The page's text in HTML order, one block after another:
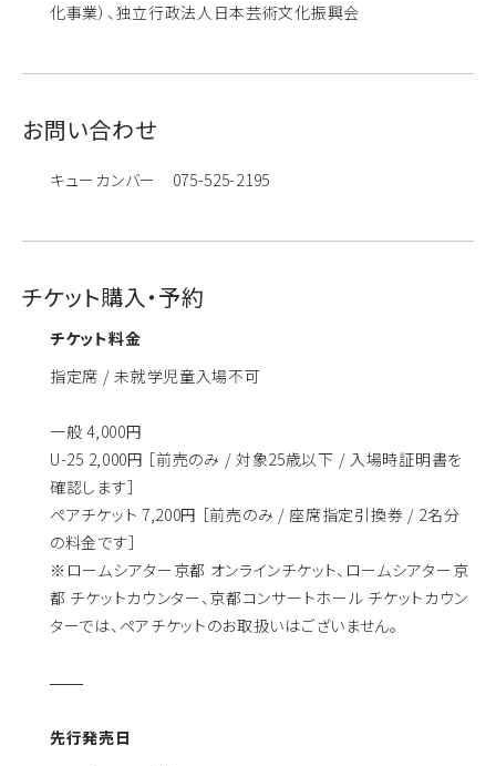
化事業）、独立行政法人日本芸術文化振興会
お問い合わせ
キューカンバー 075-525-2195
チケット購入・予約
チケット料金
指定席 / 未就学児童入場不可
一般 4,000円
U-25 2,000円 ［前売のみ / 対象25歳以下 / 入場時証明書を
確認します］
ペアチケット 7,200円 ［前売のみ / 座席指定引換券 / 2名分
の料金です］
※ロームシアター京都 オンラインチケット、ロームシアター京
都 チケットカウンター、京都コンサートホール チケットカウン
ターでは、ペアチケットのお取扱いはございません。
先行発売日